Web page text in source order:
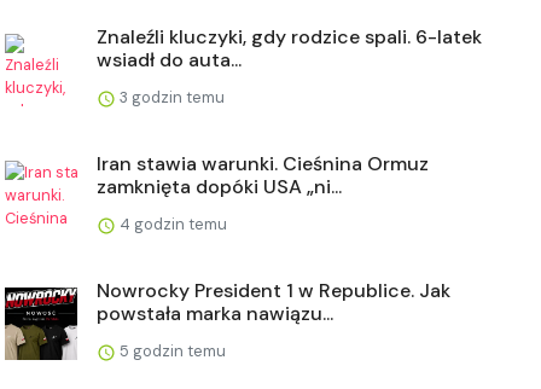
Znaleźli kluczyki, gdy rodzice spali. 6-latek
wsiadł do auta...
3 godzin temu
Iran stawia warunki. Cieśnina Ormuz
zamknięta dopóki USA „ni...
4 godzin temu
Nowrocky President 1 w Republice. Jak
powstała marka nawiązu...
5 godzin temu